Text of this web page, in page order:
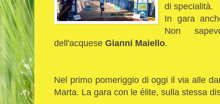
di specialità.
In gara
Non
dell'acquese Gianni Maiello.
Nel primo pomeriggio di oggi il via alle
Marta. La gara con le élite, sulla stessa